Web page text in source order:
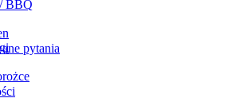
BBQ
pytania